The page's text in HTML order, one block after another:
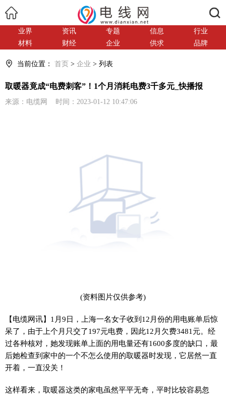
业界 资讯 专题 信息
行业
材料
财经 企业 供求 品牌
当前位置： 首页 > 企业 > 列表
取暖器竟成“电费刺客”！1个月消耗电费3千多元_快播报
来源：电缆网 时间：2023-01-12 10:47:06
(资料图片仅供参考)
【电缆网讯】1月9日，上海一名女子收到12月份的用电账单后惊
呆了，由于上个月只交了197元电费，因此12月欠费3481元。经
过各种核对，她发现账单上面的用电量还有1600多度的缺口，最
后她检查到家中的一个不怎么使用的取暖器时发现，它居然一直
开着，一直没关！
这样看来，取暖器这类的家电虽然平平无奇，平时比较容易忽